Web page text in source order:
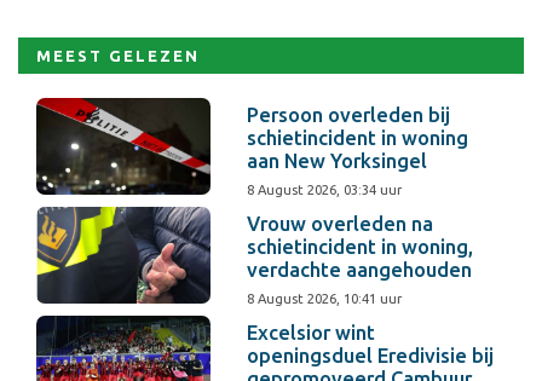
MEEST GELEZEN
Persoon overleden bij
schietincident in woning
aan New Yorksingel
8 August 2026, 03:34 uur
Vrouw overleden na
schietincident in woning,
verdachte aangehouden
8 August 2026, 10:41 uur
Excelsior wint
openingsduel Eredivisie bij